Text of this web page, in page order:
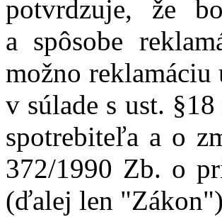
potvrdzuje, že
a spôsobe
možno
v súlade s ust.
spotrebiteľa a o
372/1990 Zb. o
(ďalej len